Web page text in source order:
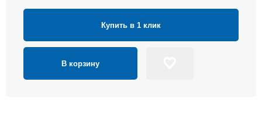
Купить в 1 клик
В корзину